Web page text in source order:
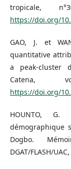
tropicale,
https://doi.org/
GAO, J. et
quantitative
a peak-cluster
Catena,
https://doi.org/
HOUNTO,
démographique
Dogbo.
DGAT/FLASH/